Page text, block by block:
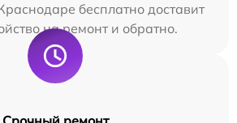
бесплатно доставит
на ремонт и обратно.